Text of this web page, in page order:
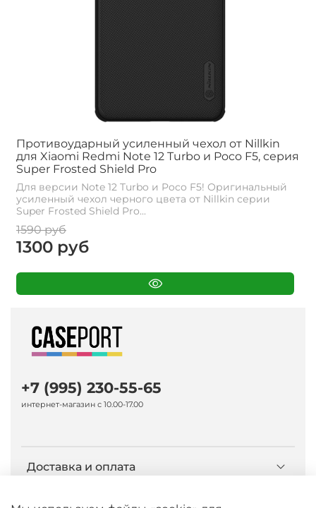
Противоударный усиленный чехол от Nillkin
для Xiaomi Redmi Note 12 Turbo и Poco F5, серия
Super Frosted Shield Pro
Для версии Note 12 Turbo и Poco F5! Оригинальный
усиленный чехол черного цвета от Nillkin серии
Super Frosted Shield Pro...
1590 руб
1300 руб
Доставка и оплата
+7 (995) 230-55-65
интернет-магазин с 10.00-17.00